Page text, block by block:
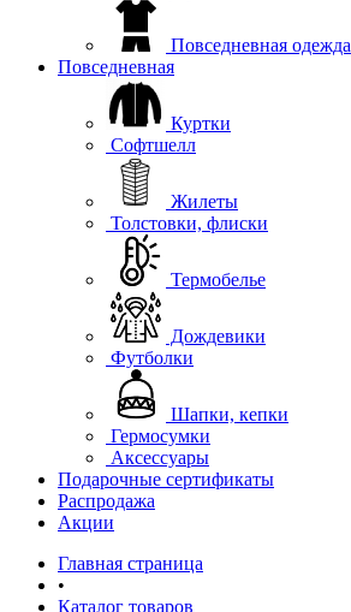
Повседневная одежда
Повседневная
Куртки
Софтшелл
Жилеты
Толстовки, флиски
Термобелье
Дождевики
Футболки
Шапки, кепки
Гермосумки
Аксессуары
Подарочные сертификаты
Распродажа
Акции
Главная страница
•
Каталог товаров